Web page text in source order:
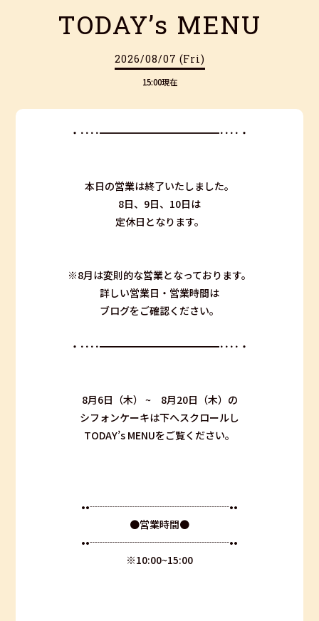
TODAY’s MENU
2026/08/07 (Fri)
15:00現在
・････━━━━━━━━━━━━････・
本日の営業は終了いたしました。
8日、9日、10日は
定休日となります。
※8月は変則的な営業となっております。
詳しい営業日・営業時間は
ブログをご確認ください。
・････━━━━━━━━━━━━････・
8月6日（木） ~ 8月20日（木）の
シフォンケーキは下へスクロールし
TODAY’s MENUをご覧ください。
••┈┈┈┈┈┈┈┈┈┈┈┈┈┈••
●営業時間●
••┈┈┈┈┈┈┈┈┈┈┈┈┈┈••
※10:00~15:00